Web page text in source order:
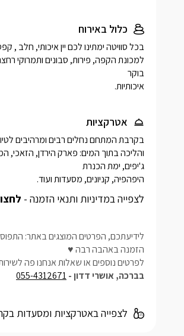
כלול באירוח
איכותיות.
אטרקציות
היפהפיה, קניונים, מסעדות ועוד.
לצפייה במדיניות ותנאי הזמנה -
לידיעתכם, הפרטים המוצגים באתר:
הזמנה באהבה רבה ♥
לפרטים נוספים או שאלות אנחנו פה
בברכה, אושרי דדון -055-4312671
לצפייה באטרקציות ומסעדות